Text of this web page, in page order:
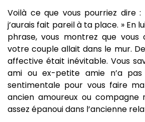
Voilà ce que vous pourriez dire
j’aurais fait pareil à ta place. » En
phrase, vous montrez que vous
votre couple allait dans le mur.
affective était inévitable. Vous
ami ou ex-petite amie n’a
sentimentale pour vous faire
ancien amoureux ou compagne
assez épanoui dans l’ancienne